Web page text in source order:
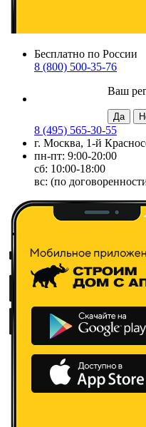
Бесплатно по России
8 (800) 500-35-76
Ваш
8 (495) 565-30-55
г. Москва, 1-й
пн-пт: 9:00-20:00
сб: 10:00-18:00
вс: (по